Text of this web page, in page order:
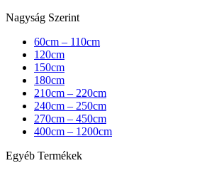
Nagyság Szerint
60cm – 110cm
120cm
150cm
180cm
210cm – 220cm
240cm – 250cm
270cm – 450cm
400cm – 1200cm
Egyéb Termékek